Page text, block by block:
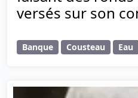
versés sur son
Banque Cousteau Eau